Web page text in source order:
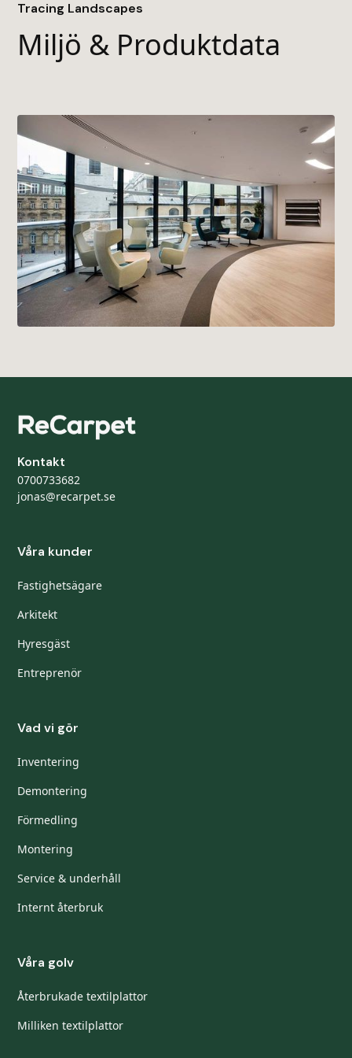
• Baksida
• Byggvarubedömningen
• EPD (Environmental Product Declaration)
Tracing Landscapes
Miljö & Produktdata
Kontakt
0700733682
jonas@recarpet.se
Våra kunder
Fastighetsägare
Arkitekt
Hyresgäst
Entreprenör
Vad vi gör
Inventering
Demontering
Förmedling
Montering
Service & underhåll
Internt återbruk
Våra golv
Återbrukade textilplattor
Milliken textilplattor